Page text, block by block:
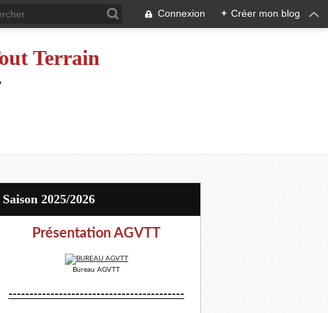
Connexion + Créer mon blog
Terrain
Saison 2025/2026
Présentation AGVTT
Bureau AGVTT
------------------------------------------